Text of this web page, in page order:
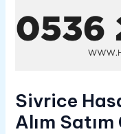
Sivrice
Alım